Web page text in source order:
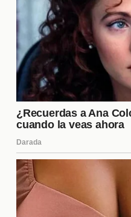
una serie de
experiencia y
casa. Estas
que los eliminados
discutan las dinámicas
las preguntas de los
ellos se convierten
salida, aprovechando
futuros. Esto no solo
con sus seguidores,
a nuevas
entretenimiento.